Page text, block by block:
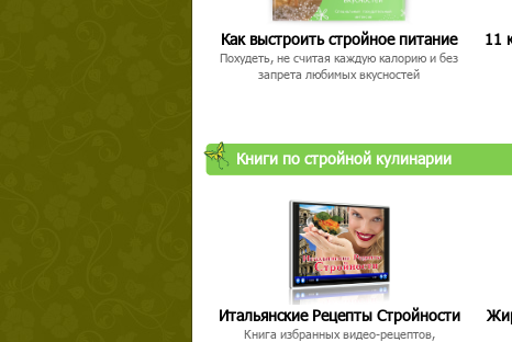
Как выстроить стройное питание
Похудеть, не считая каждую калорию и без
запрета любимых вкусностей
11
Книги по стройной кулинарии
Итальянские Рецепты Стройности
Книга избранных видео-рецептов,
Твой